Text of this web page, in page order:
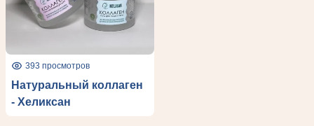
393 просмотров
Натуральный коллаген
- Хеликсан